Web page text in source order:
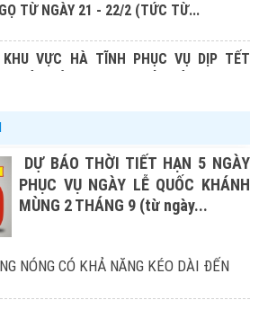
TỪ NGÀY 21 - 22/2 (TỨC TỪ...
VỰC HÀ TĨNH PHỤC VỤ DỊP TẾT
DỰ BÁO THỜI TIẾT HẠN 5 NGÀY
PHỤC VỤ NGÀY LỄ QUỐC KHÁNH
MÙNG 2 THÁNG 9 (từ ngày...
NÓNG CÓ KHẢ NĂNG KÉO DÀI ĐẾN